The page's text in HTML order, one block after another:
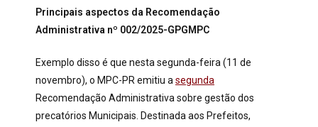
Principais aspectos da Recomendação
Administrativa nº 002/2025-GPGMPC
Exemplo disso é que nesta segunda-feira (11 de
novembro), o MPC-PR emitiu a segunda
Recomendação Administrativa sobre gestão dos
precatórios Municipais. Destinada aos Prefeitos,